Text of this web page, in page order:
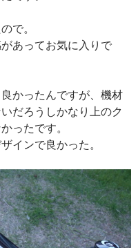
で。
あってお気に入りで
かったんですが、機材
だろうしかなり上のク
ったです。
インで良かった。